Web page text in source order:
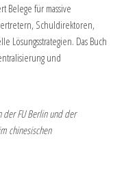
für massive
Schuldirektoren,
Lösungsstrategien. Das Buch
und
der FU Berlin und der
chinesischen